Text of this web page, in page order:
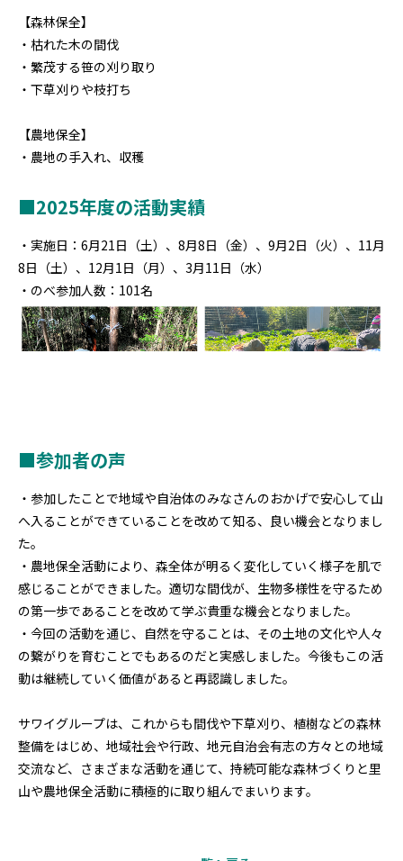
【森林保全】
・枯れた木の間伐
・繁茂する笹の刈り取り
・下草刈りや枝打ち
【農地保全】
・農地の手入れ、収穫
■2025年度の活動実績
・実施日：6月21日（土）、8月8日（金）、9月2日（火）、11月
8日（土）、12月1日（月）、3月11日（水）
・のべ参加人数：101名
■参加者の声
・参加したことで地域や自治体のみなさんのおかげで安心して山
へ入ることができていることを改めて知る、良い機会となりまし
た。
・農地保全活動により、森全体が明るく変化していく様子を肌で
感じることができました。適切な間伐が、生物多様性を守るため
の第一歩であることを改めて学ぶ貴重な機会となりました。
・今回の活動を通じ、自然を守ることは、その土地の文化や人々
の繋がりを育むことでもあるのだと実感しました。今後もこの活
動は継続していく価値があると再認識しました。
サワイグループは、これからも間伐や下草刈り、植樹などの森林
整備をはじめ、地域社会や行政、地元自治会有志の方々との地域
交流など、さまざまな活動を通じて、持続可能な森林づくりと里
山や農地保全活動に積極的に取り組んでまいります。